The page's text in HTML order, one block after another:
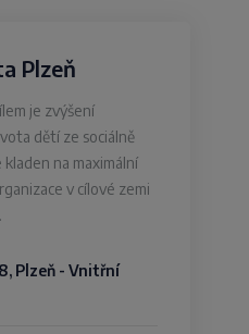
Plzeň
je zvýšení
dětí ze sociálně
na maximální
v cílové zemi
Plzeň - Vnitřní